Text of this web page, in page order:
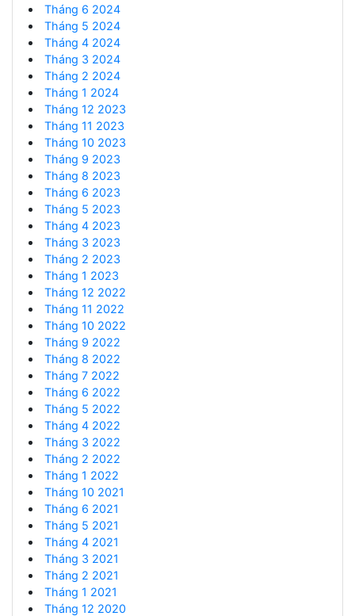
Tháng 6 2024
Tháng 5 2024
Tháng 4 2024
Tháng 3 2024
Tháng 2 2024
Tháng 1 2024
Tháng 12 2023
Tháng 11 2023
Tháng 10 2023
Tháng 9 2023
Tháng 8 2023
Tháng 6 2023
Tháng 5 2023
Tháng 4 2023
Tháng 3 2023
Tháng 2 2023
Tháng 1 2023
Tháng 12 2022
Tháng 11 2022
Tháng 10 2022
Tháng 9 2022
Tháng 8 2022
Tháng 7 2022
Tháng 6 2022
Tháng 5 2022
Tháng 4 2022
Tháng 3 2022
Tháng 2 2022
Tháng 1 2022
Tháng 10 2021
Tháng 6 2021
Tháng 5 2021
Tháng 4 2021
Tháng 3 2021
Tháng 2 2021
Tháng 1 2021
Tháng 12 2020